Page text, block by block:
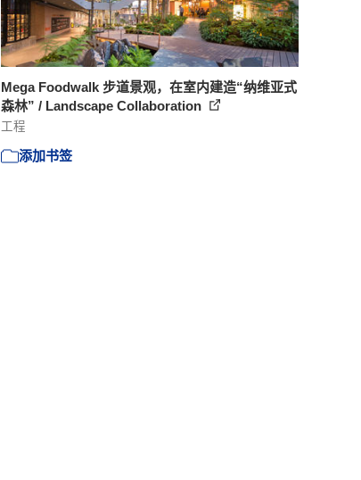
Mega Foodwalk 步道景观，在室内建造“纳维亚式
森林” / Landscape Collaboration
工程
添加书签